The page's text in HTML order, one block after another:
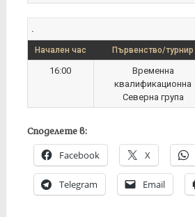
.
Начален час Първенство/турнир
16:00
Временна
квалификационна
Северна група
Споделете в:
Facebook X
Telegram Email